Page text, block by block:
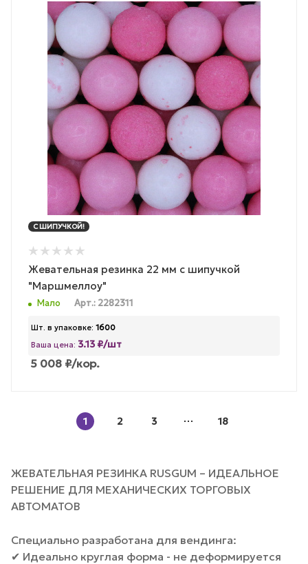
С ШИПУЧКОЙ!
Жевательная резинка 22 мм с шипучкой
"Маршмеллоу"
Мало Арт.: 2282311
Шт. в упаковке: 1600
Ваша цена: 3.13 ₽/шт
5 008 ₽/кор.
1 2 3 18
ЖЕВАТЕЛЬНАЯ РЕЗИНКА RUSGUM – ИДЕАЛЬНОЕ
РЕШЕНИЕ ДЛЯ МЕХАНИЧЕСКИХ ТОРГОВЫХ
АВТОМАТОВ
Специально разработана для вендинга:
✔ Идеально круглая форма - не деформируется